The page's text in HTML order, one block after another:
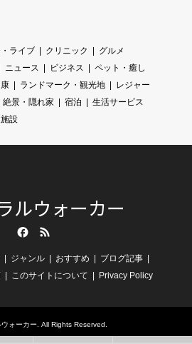
ライブ クリニック
グルメ
ニュース ビジネス
ペット・癒し
ランドマーク・観光地
レジャー
景・隠れ家 宿泊
生活サービス
設
ルウォーカー
ジャンル おすすめ
ブログ記事
このサイトについて Privacy Policy
ォーカー . All Rights Reserved.